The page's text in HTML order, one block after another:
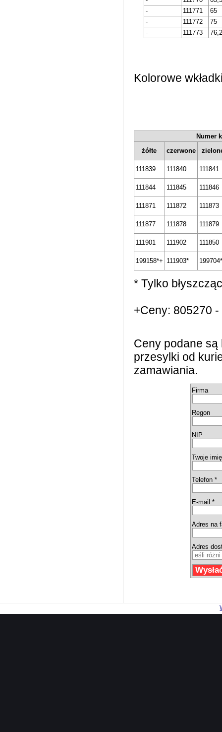
-
111771
65
-
111772
75
-
111773 76,2
Kolorowe
Numer
żółte
czerwone
111839 111840 111841
111844 111845 111846
111871 111872 111873
111877 111878 111879
111901 111902 111850
199158*+ 111903*
* Tylko
+Ceny: 805270 -
Ceny podane są
przesylki od
zamawiania.
Firma
Regon
NIP
Twoje
Telefon *
E-mail *
Adres na
Adres